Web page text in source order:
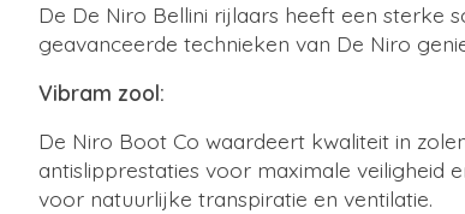
De De Niro Bellini rijlaars heeft een sterke
geavanceerde technieken van De Niro
Vibram zool:
De Niro Boot Co waardeert kwaliteit in
antislipprestaties voor maximale veiligheid
voor natuurlijke transpiratie en ventilatie.